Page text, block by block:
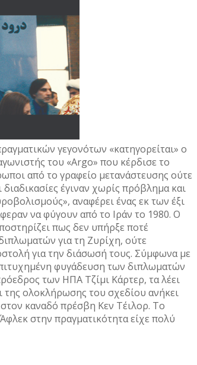
γεγονότων «κατηγορείται» ο
του «Argo» που κέρδισε το
από το γραφείο μετανάστευσης ούτε
έγιναν χωρίς πρόβλημα και
αναφέρει ένας εκ των έξι
να φύγουν από το Ιράν το 1980. Ο
πως δεν υπήρξε ποτέ
για τη Ζυρίχη, ούτε
για την διάσωσή τους. Σύμφωνα με
φυγάδευση των διπλωματών
των ΗΠΑ Τζίμι Κάρτερ, τα λέει
της ολοκλήρωσης του σχεδίου ανήκει
καναδό πρέσβη Κεν Τέιλορ. Το
στην πραγματικότητα είχε πολύ